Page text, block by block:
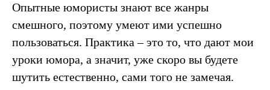
Опытные юмористы знают все жанры
смешного, поэтому умеют ими успешно
пользоваться. Практика – это то, что дают мои
уроки юмора, а значит, уже скоро вы будете
шутить естественно, сами того не замечая.